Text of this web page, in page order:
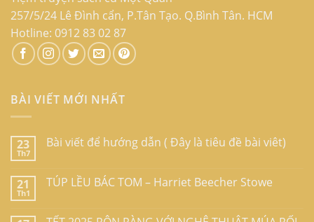
257/5/24 Lê Đình cẩn, P.Tân Tạo. Q.Bình Tân. HCM
Hotline: 0912 83 02 87
BÀI VIẾT MỚI NHẤT
23
Th7
Bài viết để hướng dẫn ( Đây là tiêu đề bài viêt)
21
Th1
TÚP LỀU BÁC TOM – Harriet Beecher Stowe